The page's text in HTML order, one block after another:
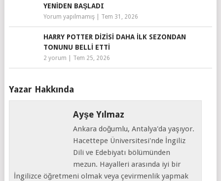
YENIDEN BAŞLADI
Yorum yapılmamış| Tem 31, 2026
HARRY POTTER DIZISI DAHA İLK SEZONDAN
TONUNU BELLI ETTI
2 yorum Tem 25, 2026
Yazar Hakkında
Ayşe Yılmaz
Ankara doğumlu, Antalya'da yaşıyor.
Hacettepe Üniversitesi'nde İngiliz
Dili ve Edebiyatı bölümünden
mezun. Hayalleri arasında iyi bir
İngilizce öğretmeni olmak veya çevirmenlik yapmak